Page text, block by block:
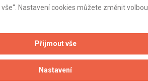
Nastavení cookies můžete změnit volbou
Přijmout vše
Nastavení